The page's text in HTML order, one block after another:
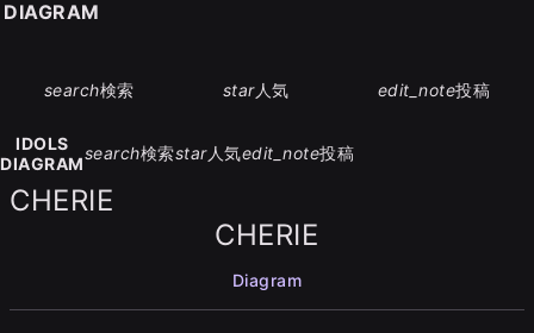
search検索 star人気 edit_note投稿
IDOLS
DIAGRAM
search検索star人気edit_note投稿
CHERIE
CHERIE
Diagram